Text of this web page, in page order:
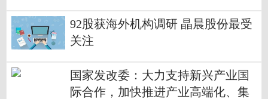
92股获海外机构调研 晶晨股份最受
关注
国家发改委：大力支持新兴产业国
际合作，加快推进产业高端化、集